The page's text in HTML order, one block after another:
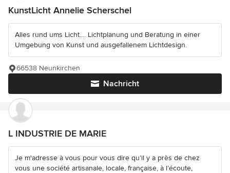
KunstLicht Annelie Scherschel
Alles rund ums Licht.... Lichtplanung und Beratung in einer
Umgebung von Kunst und ausgefallenem Lichtdesign.
Nachricht
66538 Neunkirchen
L INDUSTRIE DE MARIE
Je m'adresse à vous pour vous dire qu’il y a près de chez
vous une société artisanale, locale, française, à l’écoute,